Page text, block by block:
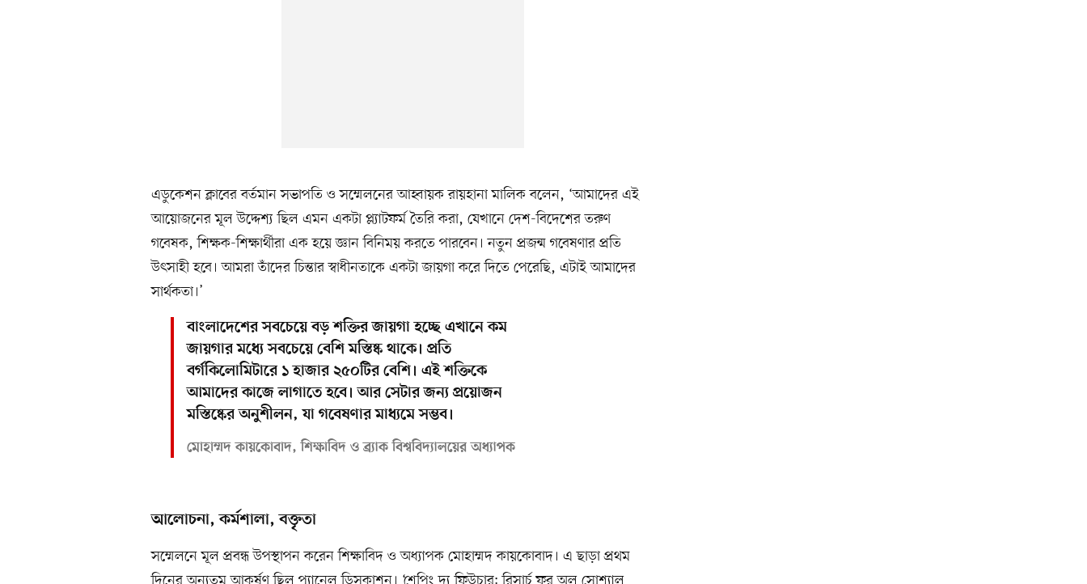
এডুকেশন ক্লাবের বর্তমান সভাপতি ও সম্মেলনের আহ্বায়ক রায়হানা মালিক বলেন, ‘আমাদের এই
আয়োজনের মূল উদ্দেশ্য ছিল এমন একটা প্ল্যাটফর্ম তৈরি করা, যেখানে দেশ-বিদেশের তরুণ
গবেষক, শিক্ষক-শিক্ষার্থীরা এক হয়ে জ্ঞান বিনিময় করতে পারবেন। নতুন প্রজন্ম গবেষণার প্রতি
উৎসাহী হবে। আমরা তাঁদের চিন্তার স্বাধীনতাকে একটা জায়গা করে দিতে পেরেছি, এটাই আমাদের
সার্থকতা।’
বাংলাদেশের সবচেয়ে বড় শক্তির জায়গা হচ্ছে এখানে কম
জায়গার মধ্যে সবচেয়ে বেশি মস্তিষ্ক থাকে। প্রতি
বর্গকিলোমিটারে ১ হাজার ২৫০টির বেশি। এই শক্তিকে
আমাদের কাজে লাগাতে হবে। আর সেটার জন্য প্রয়োজন
মস্তিষ্কের অনুশীলন, যা গবেষণার মাধ্যমে সম্ভব।
মোহাম্মদ কায়কোবাদ, শিক্ষাবিদ ও ব্র্যাক বিশ্ববিদ্যালয়ের অধ্যাপক
আলোচনা, কর্মশালা, বক্তৃতা
সম্মেলনে মূল প্রবন্ধ উপস্থাপন করেন শিক্ষাবিদ ও অধ্যাপক মোহাম্মদ কায়কোবাদ। এ ছাড়া প্রথম